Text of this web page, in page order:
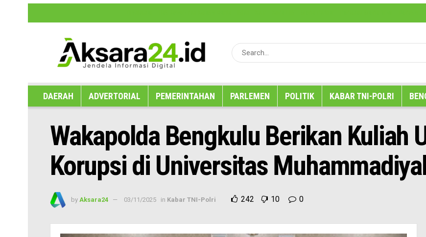
DAERAH ADVERTORIAL PEMERINTAHAN PARLEMEN POLITIK KABAR TNI-POLRI
Wakapolda Bengkulu Berikan Kuliah
Korupsi di Universitas
by Aksara24 03/11/2025 in Kabar TNI-Polri 242 10 0